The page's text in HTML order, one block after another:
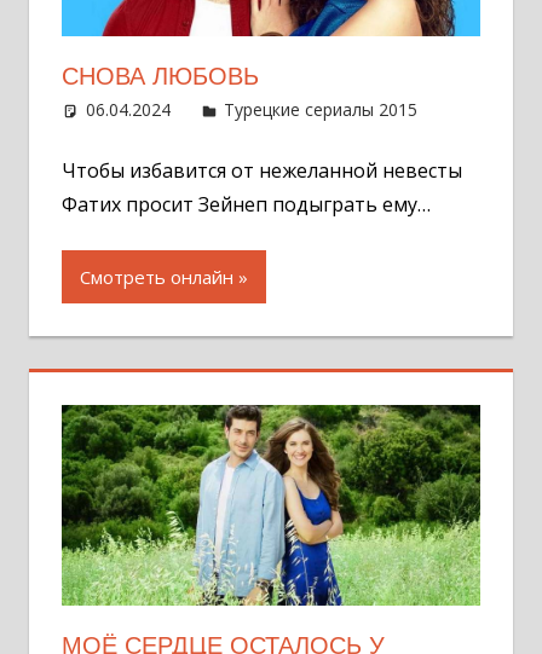
СНОВА ЛЮБОВЬ
06.04.2024 Администратор
Турецкие сериалы 2015
Чтобы избавится от нежеланной невесты
Фатих просит Зейнеп подыграть ему…
Смотреть онлайн
МОЁ СЕРДЦЕ ОСТАЛОСЬ У